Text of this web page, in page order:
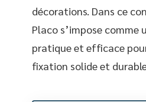
décorations. Dans ce
Placo s’impose comme
pratique et efficace
fixation solide et